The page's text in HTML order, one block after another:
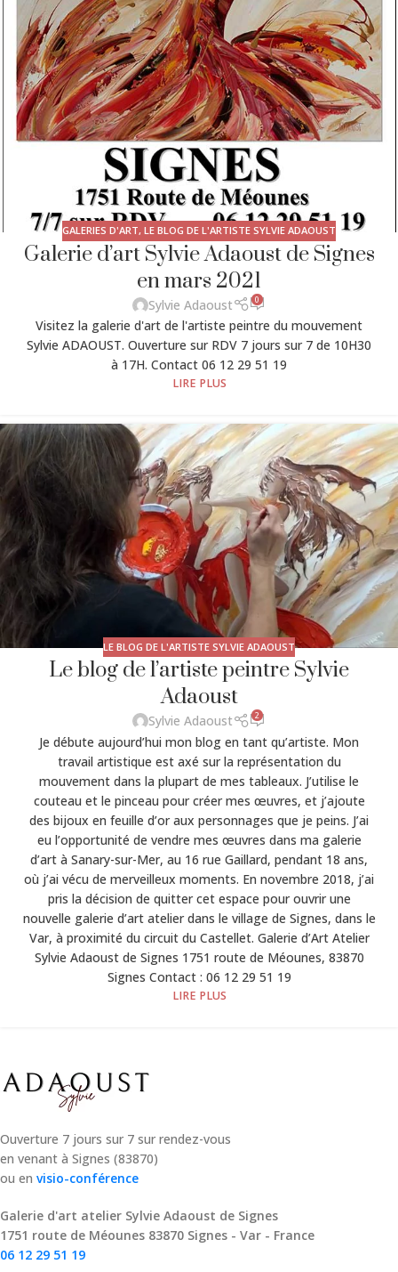
GALERIES D'ART, LE BLOG DE L'ARTISTE SYLVIE ADAOUST
Galerie d’art Sylvie Adaoust de Signes
en mars 2021
Sylvie Adaoust 0
Visitez la galerie d'art de l'artiste peintre du mouvement
Sylvie ADAOUST. Ouverture sur RDV 7 jours sur 7 de 10H30
à 17H. Contact 06 12 29 51 19
LIRE PLUS
LE BLOG DE L'ARTISTE SYLVIE ADAOUST
Le blog de l’artiste peintre Sylvie
Adaoust
Sylvie Adaoust 2
Je débute aujourd’hui mon blog en tant qu’artiste. Mon
travail artistique est axé sur la représentation du
mouvement dans la plupart de mes tableaux. J’utilise le
couteau et le pinceau pour créer mes œuvres, et j’ajoute
des bijoux en feuille d’or aux personnages que je peins. J’ai
eu l’opportunité de vendre mes œuvres dans ma galerie
d’art à Sanary-sur-Mer, au 16 rue Gaillard, pendant 18 ans,
où j’ai vécu de merveilleux moments. En novembre 2018, j’ai
pris la décision de quitter cet espace pour ouvrir une
nouvelle galerie d’art atelier dans le village de Signes, dans le
Var, à proximité du circuit du Castellet. Galerie d’Art Atelier
Sylvie Adaoust de Signes 1751 route de Méounes, 83870
Signes Contact : 06 12 29 51 19
LIRE PLUS
Ouverture 7 jours sur 7 sur rendez-vous
en venant à Signes (83870)
ou en visio-conférence
Galerie d'art atelier Sylvie Adaoust de Signes
1751 route de Méounes 83870 Signes - Var - France
06 12 29 51 19